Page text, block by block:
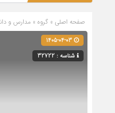
صفحه اصلی » گروه » مدارس و
شناسه : 32722